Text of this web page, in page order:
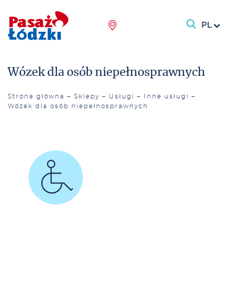
PL
Wózek dla osób niepełnosprawnych
Strona główna – Sklepy – Usługi – Inne usługi
–
Wózek dla osób niepełnosprawnych